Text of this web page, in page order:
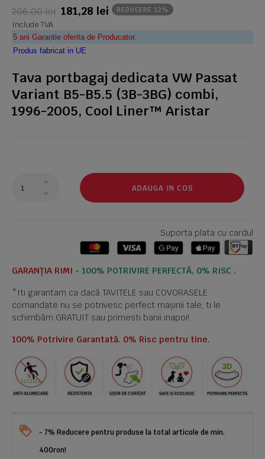
206,00 lei 181,28 lei REDUCERE 12%
Include TVA
5 ani Garantie oferita de Producator.
Produs fabricat in UE
Tava portbagaj dedicata VW Passat
Variant B5-B5.5 (3B-3BG) combi,
1996-2005, Cool Liner™ Aristar
ADAUGA IN COS
Suporta plata cu cardul
GARANȚIA RIMI - 100% POTRIVIRE PERFECTĂ, 0% RISC .
*Iti garantam ca dacă TAVITELE sau COVORASELE
comandate nu se potrivesc perfect mașinii tale, ti le
schimbăm GRATUIT sau primesti banii inapoi!
100% Potrivire Garantată. 0% Risc pentru tine.
- 7% Reducere pentru produse la total articole de min.
400ron!